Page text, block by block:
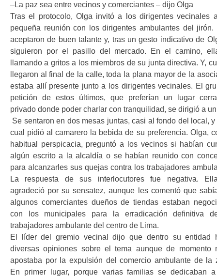
–La paz sea entre vecinos y comerciantes – dijo Olga
Tras el protocolo, Olga invitó a los dirigentes vecinales
pequeña reunión con los dirigentes ambulantes del jirón.
aceptaron de buen talante y, tras un gesto indicativo de
siguieron por el pasillo del mercado. En el camino,
llamando a gritos a los miembros de su junta directiva. Y,
llegaron al final de la calle, toda la plana mayor de la
estaba allí presente junto a los dirigentes vecinales. El
petición de estos últimos, que preferían un lugar
privado donde poder charlar con tranquilidad, se dirigió a
Se sentaron en dos mesas juntas, casi al fondo del local, y
cual pidió al camarero la bebida de su preferencia. Olga,
habitual perspicacia, preguntó a los vecinos si habían
algún escrito a la alcaldía o se habían reunido con
para alcanzarles sus quejas contra los trabajadores
La respuesta de sus interlocutores fue negativa.
agradeció por su sensatez, aunque les comentó que
algunos comerciantes dueños de tiendas estaban
con los municipales para la erradicación definitiva
trabajadores ambulante del centro de Lima.
El líder del gremio vecinal dijo que dentro su entidad
diversas opiniones sobre el tema aunque de momento
apostaba por la expulsión del comercio ambulante de la
En primer lugar, porque varias familias se dedicaban